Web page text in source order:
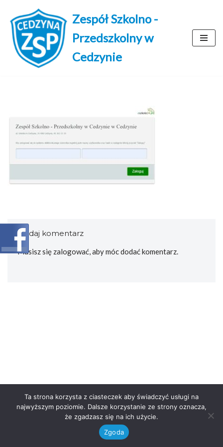
Przejdź
do
treści
Zespół Szkolno -
Przedszkolny w
Cedzynie
Dodaj komentarz
Musisz się zalogować, aby móc dodać komentarz.
| Powered byWordPress
Ta strona korzysta z ciasteczek aby świadczyć usługi na
najwyższym poziomie. Dalsze korzystanie ze strony oznacza,
że zgadzasz się na ich użycie.
Zgoda